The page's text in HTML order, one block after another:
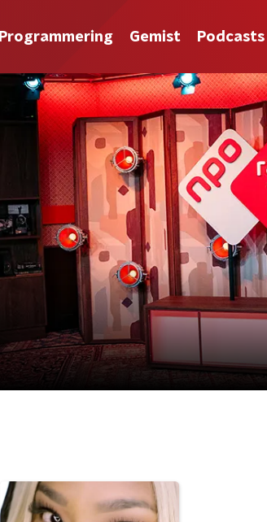
Programmering Gemist Podcasts